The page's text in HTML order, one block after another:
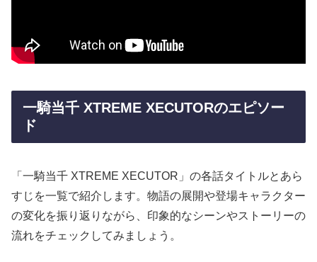
一騎当千 XTREME XECUTORのエピソー
ド
「一騎当千 XTREME XECUTOR」の各話タイトルとあら
すじを一覧で紹介します。物語の展開や登場キャラクター
の変化を振り返りながら、印象的なシーンやストーリーの
流れをチェックしてみましょう。